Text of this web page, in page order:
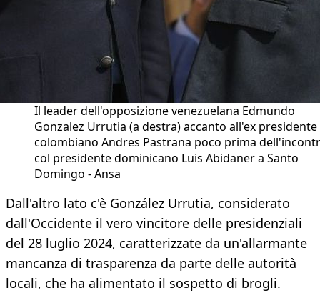
Il leader dell'opposizione venezuelana Edmundo
Gonzalez Urrutia (a destra) accanto all'ex presidente
colombiano Andres Pastrana poco prima
col presidente dominicano Luis Abidaner a Santo
Domingo - Ansa
Dall'altro lato c'è González Urrutia, considerato
dall'Occidente il vero vincitore delle presidenziali
del 28 luglio 2024, caratterizzate da un'allarmante
mancanza di trasparenza da parte delle autorità
locali, che ha alimentato il sospetto di brogli.